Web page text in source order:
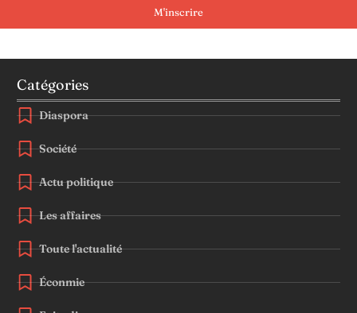
M'inscrire
Catégories
Diaspora
Société
Actu politique
Les affaires
Toute l'actualité
Éconmie